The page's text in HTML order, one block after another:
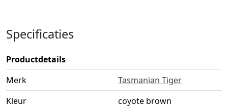
Specificaties
Productdetails
Merk
Tasmanian Tiger
Kleur
coyote brown